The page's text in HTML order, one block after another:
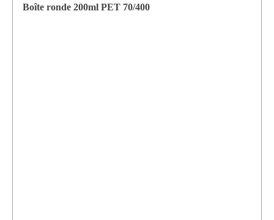
Boîte ronde 200ml PET 70/400